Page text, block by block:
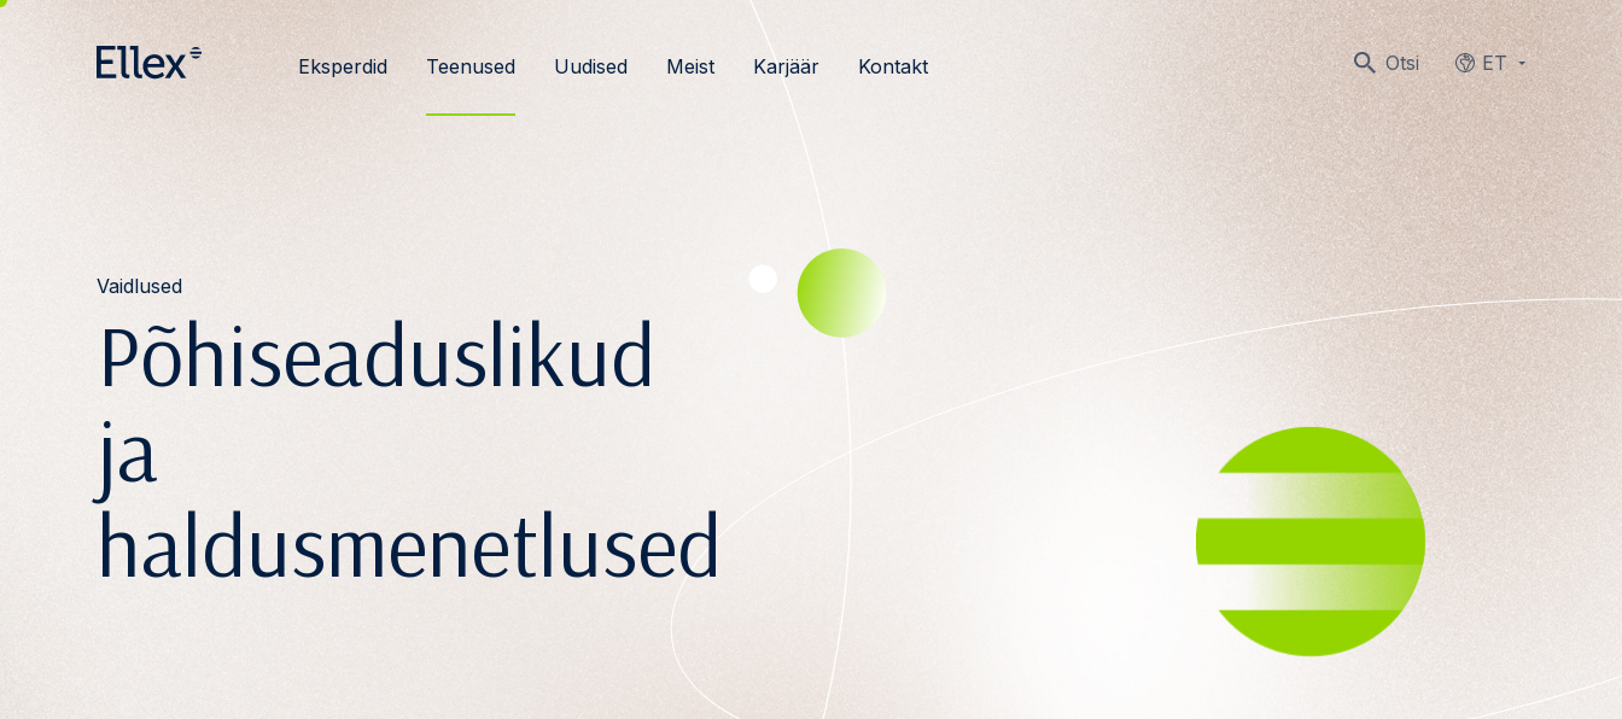
Otsi ET
Languages
Eksperdid Teenused Uudised Meist Karjäär Kontakt
Vaidlused
Põhiseaduslikud
ja
haldusmenetlused